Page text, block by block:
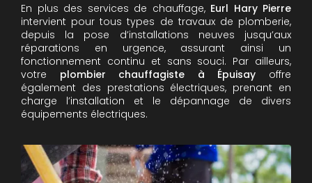
En plus des services de chauffage,Eurl Hary Pierre
intervient pour tous types de travaux de plomberie,
depuis la pose d’installations neuves jusqu’aux
réparations en urgence, assurant ainsi un
fonctionnement continu et sans souci. Par ailleurs,
votre plombier chauffagiste à Épuisay offre
également des prestations électriques, prenant en
charge l’installation et le dépannage de divers
équipements électriques.